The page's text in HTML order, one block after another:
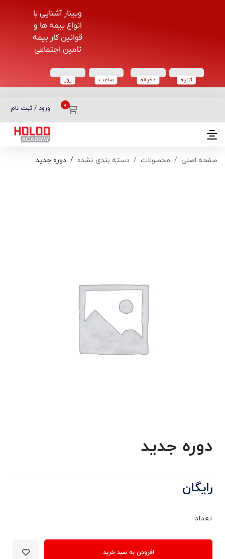
وبینار آشنایی با
انواع بیمه ها و
قوانین کار بیمه
تامین اجتماعی
روز ساعت‌ دقیقه ثانیه
ورود / ثبت نام
صفحه اصلی محصولات دسته بندی نشده دوره جدید
دوره جدید
رایگان
تعداد
افزودن به سبد خرید